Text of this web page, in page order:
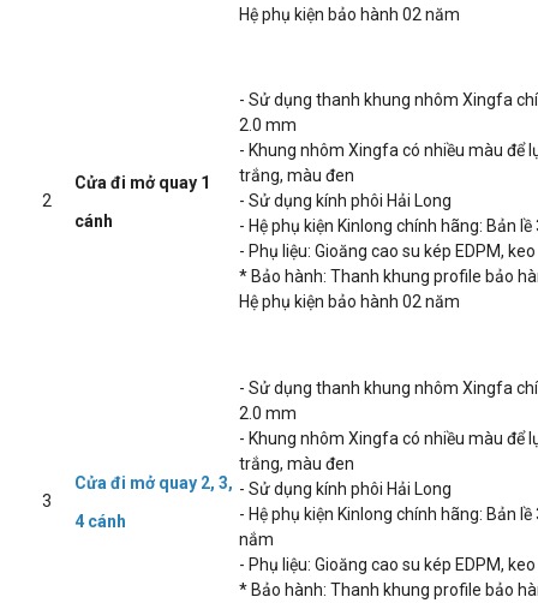
Hệ phụ kiện bảo hành 02 năm
2
Cửa đi mở quay 1
cánh
- Sử dụng thanh khung nhôm Xingfa
2.0 mm
- Khung nhôm Xingfa có nhiều màu để
trắng, màu đen
- Sử dụng kính phôi Hải Long
- Hệ phụ kiện Kinlong chính hãng: Bản
- Phụ liệu: Gioăng cao su kép EDPM,
* Bảo hành: Thanh khung profile bảo
Hệ phụ kiện bảo hành 02 năm
3
Cửa đi mở quay 2, 3,
4 cánh
- Sử dụng thanh khung nhôm Xingfa
2.0 mm
- Khung nhôm Xingfa có nhiều màu để
trắng, màu đen
- Sử dụng kính phôi Hải Long
- Hệ phụ kiện Kinlong chính hãng: Bản
nắm
- Phụ liệu: Gioăng cao su kép EDPM,
* Bảo hành: Thanh khung profile bảo